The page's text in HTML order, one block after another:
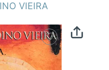
VIEIRA